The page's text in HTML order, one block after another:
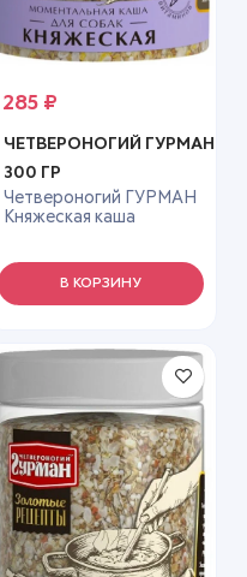
285 ₽
ЧЕТВЕРОНОГИЙ ГУРМАН
300 ГР
Четвероногий ГУРМАН
Княжеская каша
В КОРЗИНУ